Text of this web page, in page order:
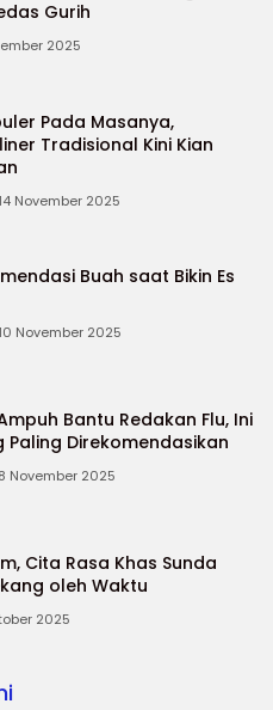
Gurih
2025
Pada Masanya,
Tradisional Kini Kian
14 November 2025
Buah saat Bikin Es
10 November 2025
Bantu Redakan Flu, Ini
Paling Direkomendasikan
8 November 2025
Cita Rasa Khas Sunda
oleh Waktu
2025